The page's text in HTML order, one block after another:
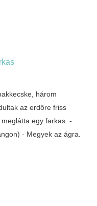
három
az erdőre friss
egy farkas. -
- Megyek az ágra.